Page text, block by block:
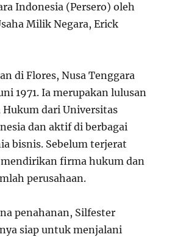
Indonesia (Persero) oleh
Milik Negara, Erick
di Flores, Nusa Tenggara
1971. Ia merupakan lulusan
Hukum dari Universitas
dan aktif di berbagai
bisnis. Sebelum terjerat
firma hukum dan
perusahaan.
penahanan, Silfester
siap untuk menjalani